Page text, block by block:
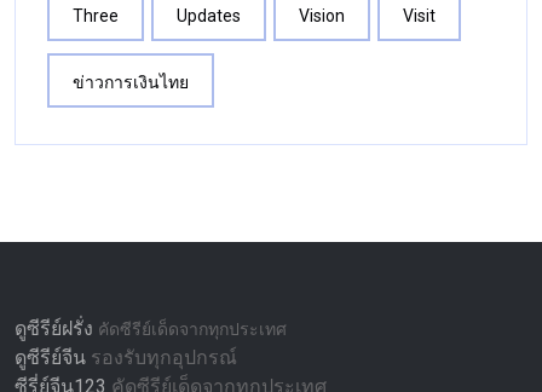
Three Updates Vision Visit
ข่าวการเงินไทย
ดูซีรีย์ฝรั่ง คัดซีรีย์เด็ดจากทุกประเทศ
ดูซีรีย์จีน รองรับทุกอุปกรณ์
ซีรี่ย์จีน123 คัดซีรีย์เด็ดจากทุกประเทศ